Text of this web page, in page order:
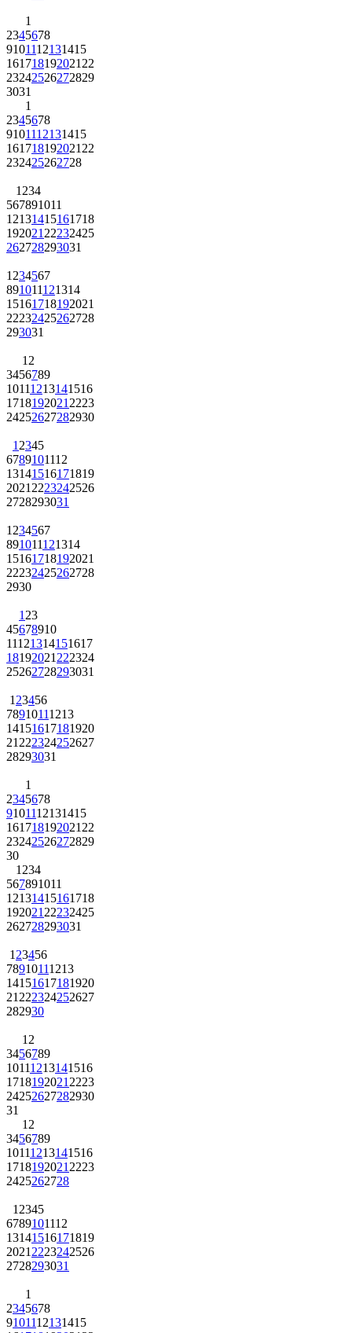
1
2345678
9101112131415
161718192021 22
23242526272829
3031
1
2345678
9101112131415
161718192021 22
232425262728
1 234
567891011
12131415161718
192021 22232425
262728293031
1 234567
891011121314
15161718192021
22232425262728
293031
1 2
3456789
10111213141516
1718192021 2223
24252627282930
1 2345
6789101112
13141516171819
2021 2223242526
2728293031
1 234567
891011121314
15161718192021
22232425262728
2930
1 23
45678910
11121314151617
18192021 222324
25262728293031
1 23456
78910111213
14151617181920
21 222324252627
28293031
1
2345678
9101112131415
161718192021 22
23242526272829
30
1 234
567891011
12131415161718
192021 22232425
262728293031
1 23456
78910111213
14151617181920
21 222324252627
282930
1 2
3456789
10111213141516
1718192021 2223
24252627282930
31
1 2
3456789
10111213141516
1718192021 2223
2425262728
1 2345
6789101112
13141516171819
2021 2223242526
2728293031
1
2345678
9101112131415